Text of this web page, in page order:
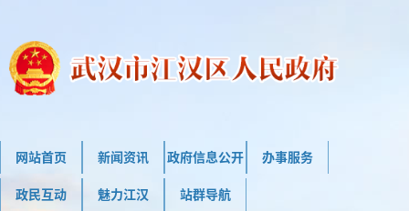
网站首页 新闻资讯 政府信息公开 办事服务
政民互动 魅力江汉 站群导航